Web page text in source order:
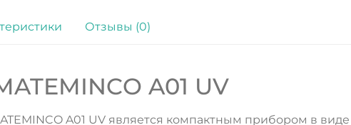
Отзывы (0)
A01 UV
A01 UV является компактным прибором в